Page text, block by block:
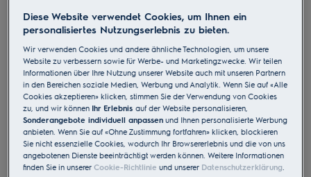
DXK6012WE
Abluft Umluft Klapp-
Dunstabzugshauben D 60 cm Weiss
5 (1)
EU Produkt Fiche
CHF 495.00
UVP inkl. MwSt CHF (exkl. vRB)
Diese Website verwendet Cookies, um Ihnen ein
personalisiertes Nutzungserlebnis zu bieten.
Wir verwenden Cookies und andere ähnliche Technologien, um unsere
Website zu verbessern sowie für Werbe- und Marketingzwecke. Wir teilen
Informationen über Ihre Nutzung unserer Website auch mit unseren Partnern
in den Bereichen soziale Medien, Werbung und Analytik. Wenn Sie auf «Alle
Cookies akzeptieren» klicken, stimmen Sie der Verwendung von Cookies
zu, und wir können Ihr Erlebnisauf der Website personalisieren,
Sonderangebote individuell anpassen und Ihnen personalisierte Werbung
anbieten. Wenn Sie auf «Ohne Zustimmung fortfahren» klicken, blockieren
Sie nicht essenzielle Cookies, wodurch Ihr Browsererlebnis und die von uns
angebotenen Dienste beeinträchtigt werden können. Weitere Informationen
finden Sie in unsererCookie-Richtlinie und unserer Datenschutzerklärung.